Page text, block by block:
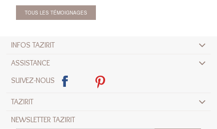
TOUS LES TÉMOIGNAGES
INFOS TAZIRIT
ASSISTANCE
SUIVEZ-NOUS
TAZIRIT
NEWSLETTER TAZIRIT